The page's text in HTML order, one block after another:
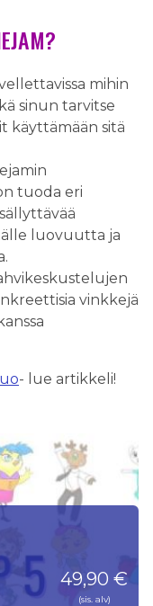
mihin
sinun tarvitse
käyttämään sitä
tuoda eri
luovuutta ja
vinkkejä
- lue artikkeli!
49,90 €
(sis. alv)